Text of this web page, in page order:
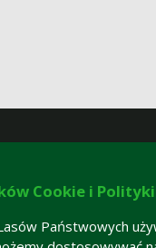
Cookie i
Państwowych